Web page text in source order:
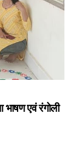
एवं रंगोली